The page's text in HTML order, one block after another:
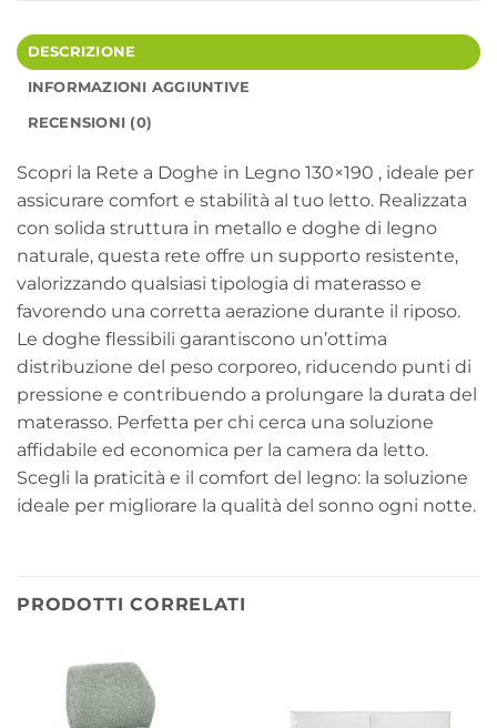
DESCRIZIONE
INFORMAZIONI AGGIUNTIVE
RECENSIONI (0)
Scopri la Rete a Doghe in Legno 130×190 , ideale per
assicurare comfort e stabilità al tuo letto. Realizzata
con solida struttura in metallo e doghe di legno
naturale, questa rete offre un supporto resistente,
valorizzando qualsiasi tipologia di materasso e
favorendo una corretta aerazione durante il riposo.
Le doghe flessibili garantiscono un’ottima
distribuzione del peso corporeo, riducendo punti di
pressione e contribuendo a prolungare la durata del
materasso. Perfetta per chi cerca una soluzione
affidabile ed economica per la camera da letto.
Scegli la praticità e il comfort del legno: la soluzione
ideale per migliorare la qualità del sonno ogni notte.
PRODOTTI CORRELATI